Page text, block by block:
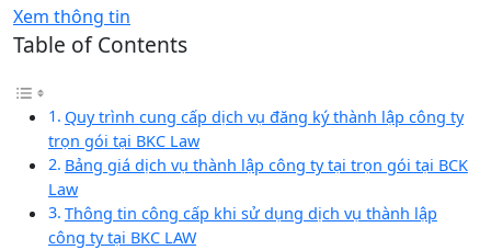
Xem thông tin
Table of Contents
Quy trình cung cấp dịch vụ đăng ký thành lập công ty
trọn gói tại BKC Law
Bảng giá dịch vụ thành lập công ty tại trọn gói tại BCK
Law
Thông tin công cấp khi sử dụng dịch vụ thành lập
công ty tại BKC LAW